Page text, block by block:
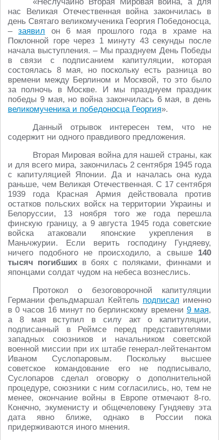
нас Великая Отечественная война закончилась в
день Святаго великомученика Георгия Победоносца,
–заявил он 6 мая прошлого года в храме на
Поклонной горе через 1 минуту 43 секунды после
начала выступления. – Мы празднуем День Победы
в связи с подписанием капитуляции, которая
состоялась 8 мая, но поскольку есть разница во
времени между Берлином и Москвой, то это было
за полночь в Москве. И мы празднуем праздник
победы 9 мая, но война закончилась 6 мая, в день
великомученика и победоносца Георгия».
Данный отрывок интересен тем, что не
содержит ни одного правдивого предложения.
Вторая Мировая война для нашей страны, как
и для всего мира, закончилась 2 сентября 1945 года
с капитуляцией Японии. Да и началась она куда
раньше, чем Великая Отечественная. С 17 сентября
1939 года Красная Армия действовала против
остатков польских войск на территории Украины и
Белоруссии, 13 ноября того же года перешла
финскую границу, а 9 августа 1945 года советские
войска атаковали японские укрепления в
Маньчжурии. Если верить господину Гундяеву,
ничего подобного не происходило, а свыше 140
тысяч погибших в боях с поляками, финнами и
японцами солдат чудом на небеса вознеслись.
Протокол о безоговорочной капитуляции
Германии фельдмаршал Кейтель подписал именно
в 0 часов 16 минут по берлинскому времени 9 мая,
а 8 мая вступил в силу акт о капитуляции,
подписанный в Реймсе перед представителями
западных союзников и начальником советской
военной миссии при их штабе генерал-лейтенантом
Иваном Суслопаровым. Поскольку высшее
советское командование его не подписывало,
Суслопаров сделал оговорку о дополнительной
процедуре, союзники с ним согласились, но, тем не
менее, окончание войны в Европе отмечают 8-го.
Конечно, экуменисту и общечеловеку Гундяеву эта
дата явно ближе, однако в России пока
придерживаются иного мнения.